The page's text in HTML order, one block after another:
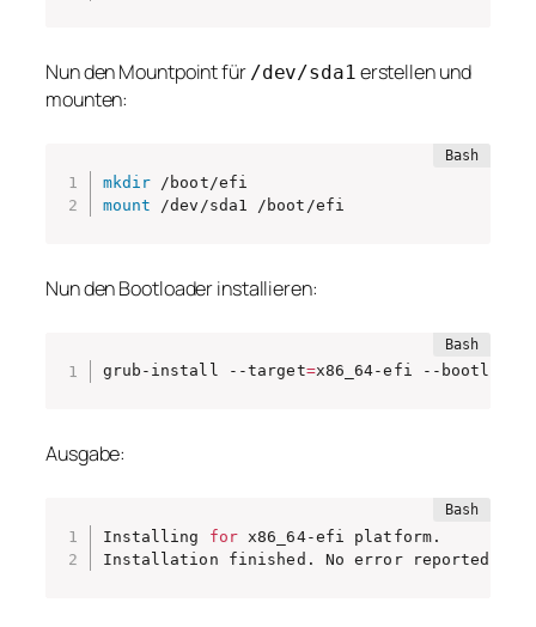
Nun den Mountpoint für /dev/sda1 erstellen und
mounten:
mkdir
mount /dev/sda1 /boot/efi
Nun den Bootloader installieren:
grub-install --target=x86_64-efi --
Ausgabe:
Installing for x86_64-efi platform.
Installation finished. No error reported.